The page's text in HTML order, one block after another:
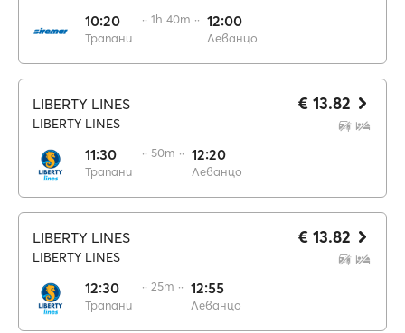
10:20
Трапани
·· 1h 40m ·· 12:00
Леванцо
LIBERTY LINES
LIBERTY LINES
11:30
Трапани
·· 50m ·· 12:20
Леванцо
€ 13.82
LIBERTY LINES
LIBERTY LINES
12:30
Трапани
·· 25m ·· 12:55
Леванцо
€ 13.82